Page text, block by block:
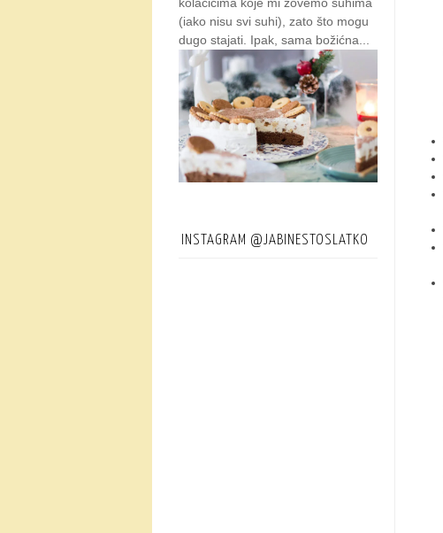
(iako nisu svi suhi), zato što mogu
dugo stajati. Ipak, sama božićna...
INSTAGRAM @JABINESTOSLATKO